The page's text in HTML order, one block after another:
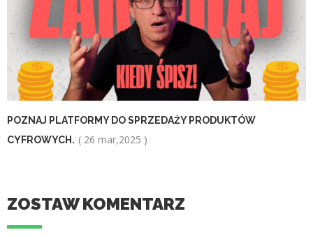
POZNAJ PLATFORMY DO SPRZEDAŻY PRODUKTÓW
CYFROWYCH. ( 26 mar,2025 )
ZOSTAW KOMENTARZ